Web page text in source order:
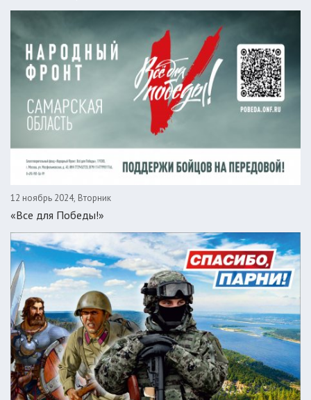
12 ноябрь 2024, Вторник
«Все для Победы!»